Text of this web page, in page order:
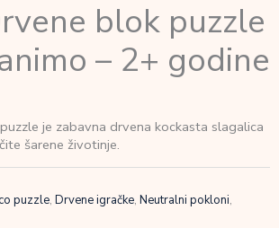
blok puzzle
– 2+ godine
je zabavna drvena kockasta slagalica
šarene životinje.
puzzle, Drvene igračke, Neutralni pokloni,